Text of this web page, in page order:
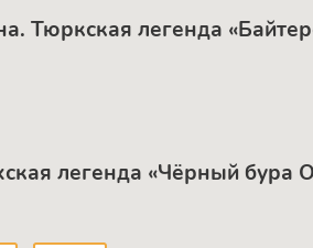
Тюркская легенда
легенда «Чёрный бура